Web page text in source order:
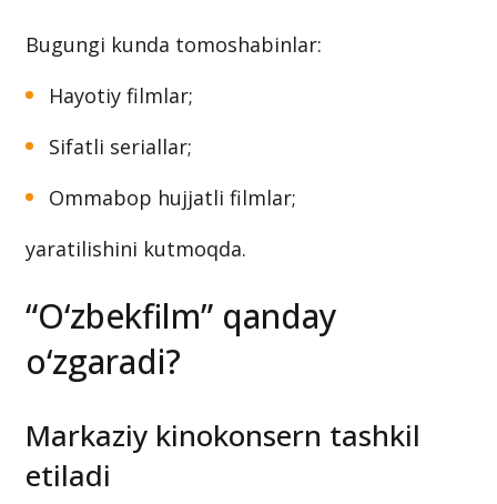
Bugungi kunda tomoshabinlar:
Hayotiy filmlar;
Sifatli seriallar;
Ommabop hujjatli filmlar;
yaratilishini kutmoqda.
“O‘zbekfilm” qanday
o‘zgaradi?
Markaziy kinokonsern tashkil
etiladi